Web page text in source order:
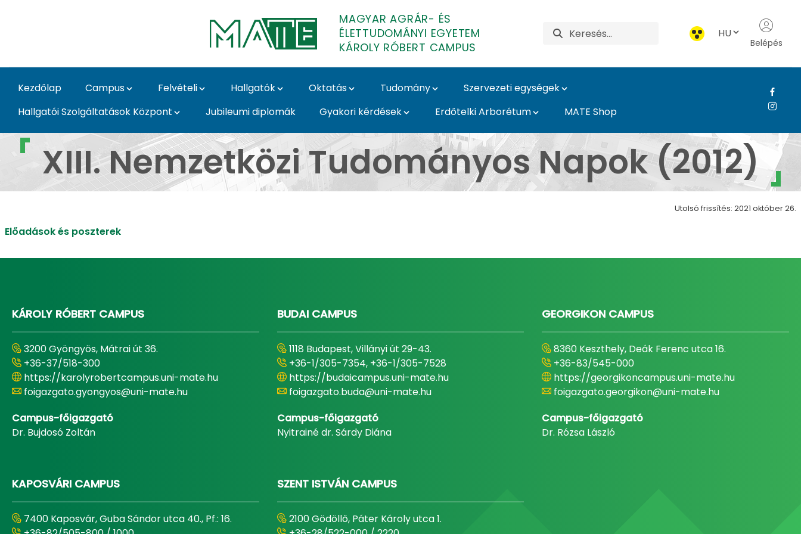
MAGYAR AGRÁR- ÉS
ÉLETTUDOMÁNYI EGYETEM
KÁROLY RÓBERT CAMPUS
HU
Belépés
Kezdőlap Campus Felvételi Hallgatók Oktatás Tudomány
Szervezeti egységek
Hallgatói Szolgáltatások Központ
Jubileumi diplomák Gyakori kérdések Erdőtelki Arborétum MATE Shop
XIII. Nemzetközi Tudományos Napok (2012) - Károly Róbert
XIII. Nemzetközi Tudományos Napok (2012)
Utolsó frissítés: 2021 október 26.
Előadások és poszterek
KÁROLY RÓBERT CAMPUS
3200 Gyöngyös, Mátrai út 36.
+36-37/518-300
https://karolyrobertcampus.uni-mate.hu
foigazgato.gyongyos@uni-mate.hu
Campus-főigazgató
Dr. Bujdosó Zoltán
BUDAI CAMPUS
1118 Budapest, Villányi út 29-43.
+36-1/305-7354, +36-1/305-7528
https://budaicampus.uni-mate.hu
foigazgato.buda@uni-mate.hu
Campus-főigazgató
Nyitrainé dr. Sárdy Diána
GEORGIKON CAMPUS
8360 Keszthely, Deák Ferenc utca 16.
+36-83/545-000
https://georgikoncampus.uni-mate.hu
foigazgato.georgikon@uni-mate.hu
Campus-főigazgató
Dr. Rózsa László
KAPOSVÁRI CAMPUS
7400 Kaposvár, Guba Sándor utca 40., Pf.: 16.
SZENT ISTVÁN CAMPUS
2100 Gödöllő, Páter Károly utca 1.